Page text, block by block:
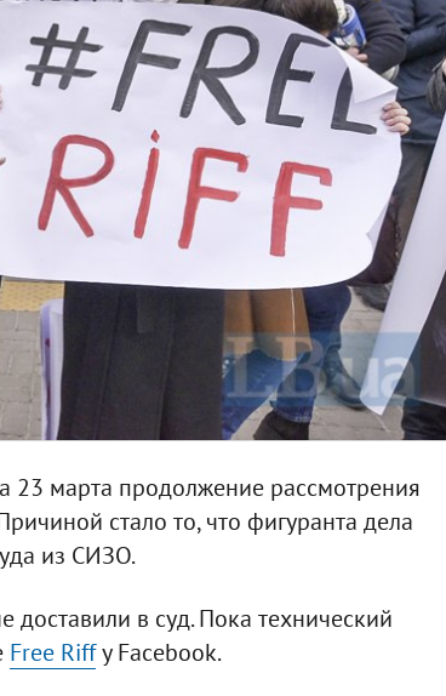
марта продолжение рассмотрения
стало то, что фигуранта дела
из СИЗО.
в суд. Пока технический
Free Riffу Facebook.